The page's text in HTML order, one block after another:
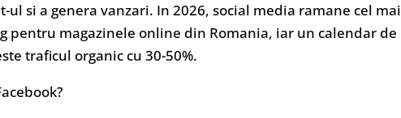
ul si a genera vanzari. In 2026, social media ramane cel mai
pentru magazinele online din Romania, iar un calendar de
traficul organic cu 30-50%.